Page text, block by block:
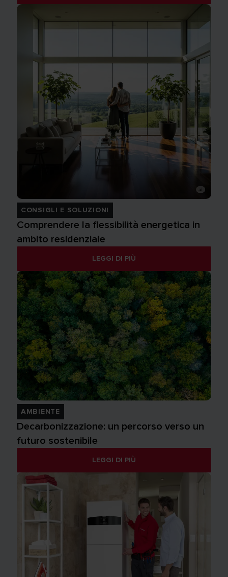
CONSIGLI E SOLUZIONI
Comprendere la flessibilità energetica in
ambito residenziale
LEGGI DI PIÙ
AMBIENTE
Decarbonizzazione: un percorso verso un
futuro sostenibile
LEGGI DI PIÙ